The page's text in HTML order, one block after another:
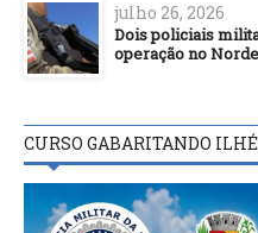
julho 26, 2026
Dois policiais
operação no
CURSO GABARITANDO